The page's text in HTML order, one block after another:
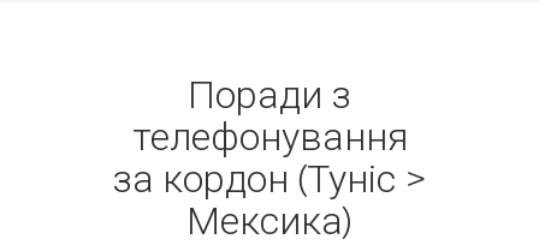
Поради з
телефонування
за кордон (Туніс >
Мексика)